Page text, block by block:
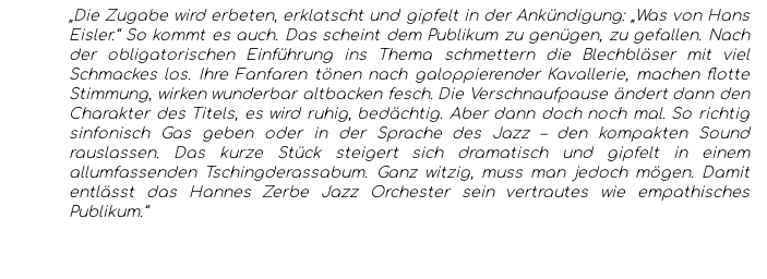
„Die Zugabe wird erbeten, erklatscht und gipfelt in der Ankündigung: „Was von Hans
Eisler.“ So kommt es auch. Das scheint dem Publikum zu genügen, zu gefallen. Nach
der obligatorischen Einführung ins Thema schmettern die Blechbläser mit viel
Schmackes los. Ihre Fanfaren tönen nach galoppierender Kavallerie, machen flotte
Stimmung, wirken wunderbar altbacken fesch. Die Verschnaufpause ändert dann den
Charakter des Titels, es wird ruhig, bedächtig. Aber dann doch noch mal. So richtig
sinfonisch Gas geben oder in der Sprache des Jazz – den kompakten Sound
rauslassen. Das kurze Stück steigert sich dramatisch und gipfelt in einem
allumfassenden Tschingderassabum. Ganz witzig, muss man jedoch mögen. Damit
entlässt das Hannes Zerbe Jazz Orchester sein vertrautes wie empathisches
Publikum.“